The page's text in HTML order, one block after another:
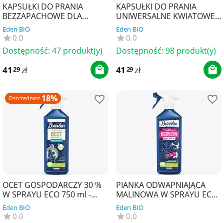
KAPSUŁKI DO PRANIA
BEZZAPACHOWE DLA
SKÓRY WRAŻLIWEJ (22 szt.) -
BRIOCHIN
Eden BIO
0.0
Dostępność: 47 produkt(y)
41 29zł
KAPSUŁKI DO PRANIA
UNIWERSALNE KWIATOWE
NA BAZIE SZAREGO MYDŁA
(22 szt.) - BRIOCHIN
Eden BIO
0.0
Dostępność: 98 produkt(y)
41 29zł
Oszczędzasz 18%
OCET GOSPODARCZY 30 %
W SPRAYU ECO 750 ml -
BRIOCHIN
Eden BIO
0.0
PIANKA ODWAPNIAJĄCA
MALINOWA W SPRAYU ECO
750 ml - BRIOCHIN
Eden BIO
0.0